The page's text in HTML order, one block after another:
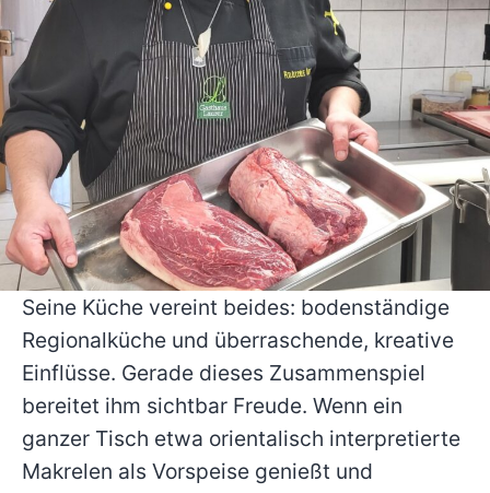
Seine Küche vereint beides: bodenständige
Regionalküche und überraschende, kreative
Einflüsse. Gerade dieses Zusammenspiel
bereitet ihm sichtbar Freude. Wenn ein
ganzer Tisch etwa orientalisch interpretierte
Makrelen als Vorspeise genießt und